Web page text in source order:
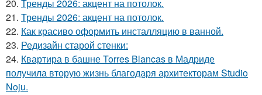
20. Тренды 2026: акцент на потолок.
21. Тренды 2026: акцент на потолок.
22. Как красиво оформить инсталляцию в ванной.
23. Редизайн старой стенки:
24. Квартира в башне Torres Blancas в Мадриде
получила вторую жизнь благодаря архитекторам Studio
Noju.